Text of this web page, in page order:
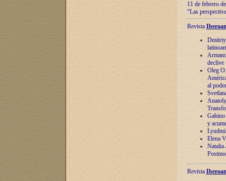
11 de febrero
“Las
Revista
Dmitriy
declive
Oleg
al poder
y
Elena
Natalia
Revista